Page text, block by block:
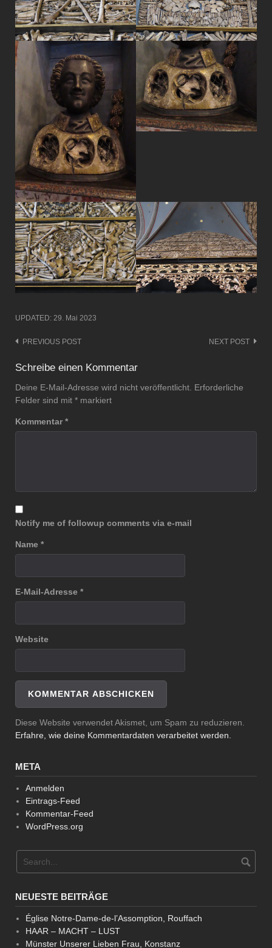
UPDATED: 29. Mai 2023
Post
PREVIOUS POST NEXT POST
Schreibe einen Kommentar
Deine E-Mail-Adresse wird nicht veröffentlicht. Erforderliche
Felder sind mit * markiert
Kommentar *
Notify me of followup comments via e-mail
Name *
E-Mail-Adresse *
Website
Diese Website verwendet Akismet, um Spam zu reduzieren.
Erfahre, wie deine Kommentardaten verarbeitet werden.
META
Anmelden
Eintrags-Feed
Kommentar-Feed
WordPress.org
NEUESTE BEITRÄGE
Église Notre-Dame-de-l’Assomption, Rouffach
HAAR – MACHT – LUST
Münster Unserer Lieben Frau, Konstanz